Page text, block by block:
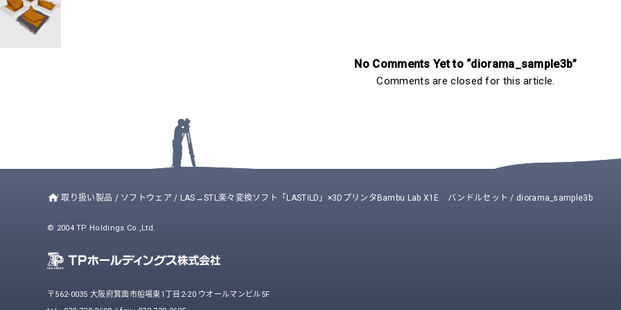
No Comments Yet to “diorama_sample3b”
Comments are closed for this article.
/取り扱い製品 / ソフトウェア / LAS→STL楽々変換ソフト「LASTiLD」×3DプリンタBambu Lab X1E バンドルセット / diorama_sample3b
© 2004 TP Holdings Co.,Ltd.
〒562-0035 大阪府箕面市船場東1丁目2-20 ウオールマンビル5F